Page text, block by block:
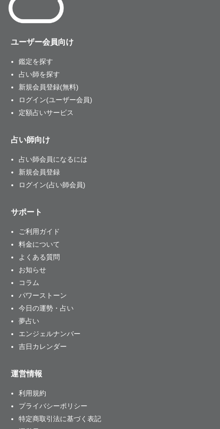
ユーザー会員向け
鑑定を探す
占い師を探す
新規会員登録(無料)
ログイン(ユーザー会員)
定額占いサービス
占い師向け
占い師会員になるには
新規会員登録
ログイン(占い師会員)
サポート
ご利用ガイド
料金について
よくある質問
お知らせ
コラム
パワーストーン
今日の運勢・占い
夢占い
エンジェルナンバー
吉日カレンダー
運営情報
利用規約
プライバシーポリシー
特定商取引法に基づく表記